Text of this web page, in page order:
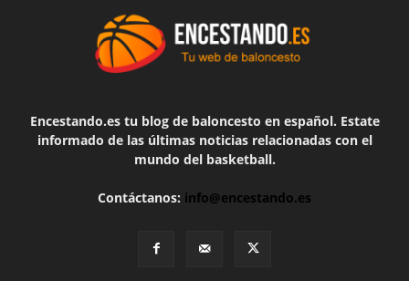
Encestando.es tu blog de baloncesto en español. Estate
informado de las últimas noticias relacionadas con el
mundo del basketball.
Contáctanos: info@encestando.es